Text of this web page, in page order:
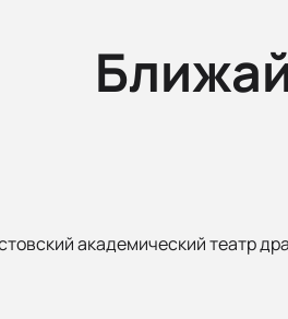
академический театр